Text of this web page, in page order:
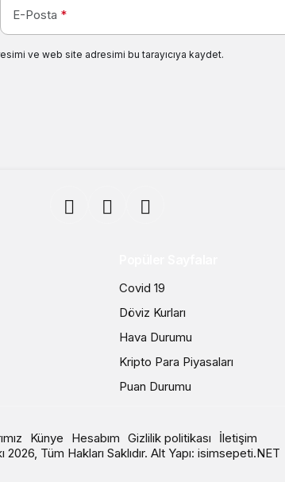
E-Posta *
ve web site adresimi bu tarayıcıya kaydet.
Covid 19
Döviz Kurları
Hava Durumu
Kripto Para Piyasaları
Puan Durumu
Künye Hesabım Gizlilik politikası
İletişim
Tüm Hakları Saklıdır. Alt Yapı: isimsepeti.NET